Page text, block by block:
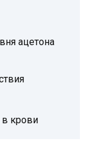
ацетона
крови